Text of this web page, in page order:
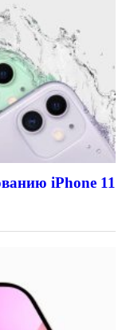
iPhone 11